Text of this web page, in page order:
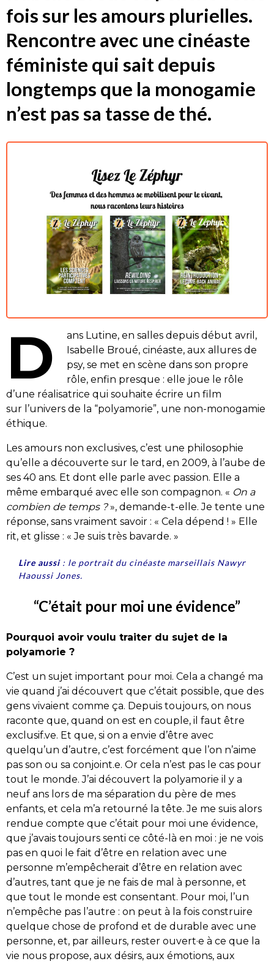
fois sur les amours plurielles.
Rencontre avec une cinéaste
féministe qui sait depuis
longtemps que la monogamie
n’est pas sa tasse de thé.
D ans Lutine, en salles depuis début avril,
Isabelle Broué, cinéaste, aux allures de
psy, se met en scène dans son propre
rôle, enfin presque : elle joue le rôle
d’une réalisatrice qui souhaite écrire un film
sur l’univers de la “polyamorie”, une non-monogamie
éthique.
Les amours non exclusives, c’est une philosophie
qu’elle a découverte sur le tard, en 2009, à l’aube de
ses 40 ans. Et dont elle parle avec passion. Elle a
même embarqué avec elle son compagnon. « On a
combien de temps ?», demande-t-elle. Je tente une
réponse, sans vraiment savoir : « Cela dépend ! » Elle
rit, et glisse : « Je suis très bavarde. »
Lire aussi: le portrait du cinéaste marseillais Nawyr
Haoussi Jones.
“C’était pour moi une évidence”
Pourquoi avoir voulu traiter du sujet de la
polyamorie ?
C’est un sujet important pour moi. Cela a changé ma
vie quand j’ai découvert que c’était possible, que des
gens vivaient comme ça. Depuis toujours, on nous
raconte que, quand on est en couple, il faut être
exclusif.ve. Et que, si on a envie d’être avec
quelqu’un d’autre, c’est forcément que l’on n’aime
pas son ou sa conjoint.e. Or cela n’est pas le cas pour
tout le monde. J’ai découvert la polyamorie il y a
neuf ans lors de ma séparation du père de mes
enfants, et cela m’a retourné la tête. Je me suis alors
rendue compte que c’était pour moi une évidence,
que j’avais toujours senti ce côté-là en moi : je ne vois
pas en quoi le fait d’être en relation avec une
personne m’empêcherait d’être en relation avec
d’autres, tant que je ne fais de mal à personne, et
que tout le monde est consentant. Pour moi, l’un
n’empêche pas l’autre : on peut à la fois construire
quelque chose de profond et de durable avec une
personne, et, par ailleurs, rester ouvert·e à ce que la
vie nous propose, aux désirs, aux émotions, aux